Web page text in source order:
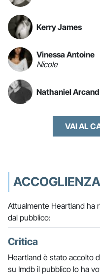
Kerry James
Vinessa Antoine
Nicole
Nathaniel Arcand
VAI AL
ACCOGLIENZA
Attualmente Heartland ha
dal pubblico:
Critica
Heartland è stato accolto
su Imdb il pubblico lo ha